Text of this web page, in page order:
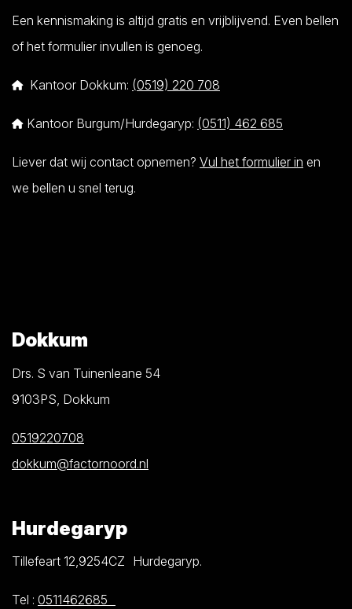
Een kennismaking is altijd gratis en vrijblijvend. Even bellen
of het formulier invullen is genoeg.
Kantoor Dokkum: (0519) 220 708
Kantoor Burgum/Hurdegaryp: (0511) 462 685
Liever dat wij contact opnemen? Vul het formulier in en
we bellen u snel terug.
Dokkum
Drs. S van Tuinenleane 54
9103PS, Dokkum
0519220708
dokkum@factornoord.nl
Hurdegaryp
Tillefeart 12,9254CZ Hurdegaryp.
Tel : 0511462685